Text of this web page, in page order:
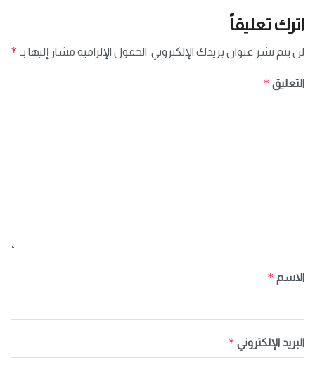
اترك تعليقاً
لن يتم نشر عنوان بريدك الإلكتروني. الحقول الإلزامية مشار إليها بـ *
التعليق *
الاسم *
البريد الإلكتروني *